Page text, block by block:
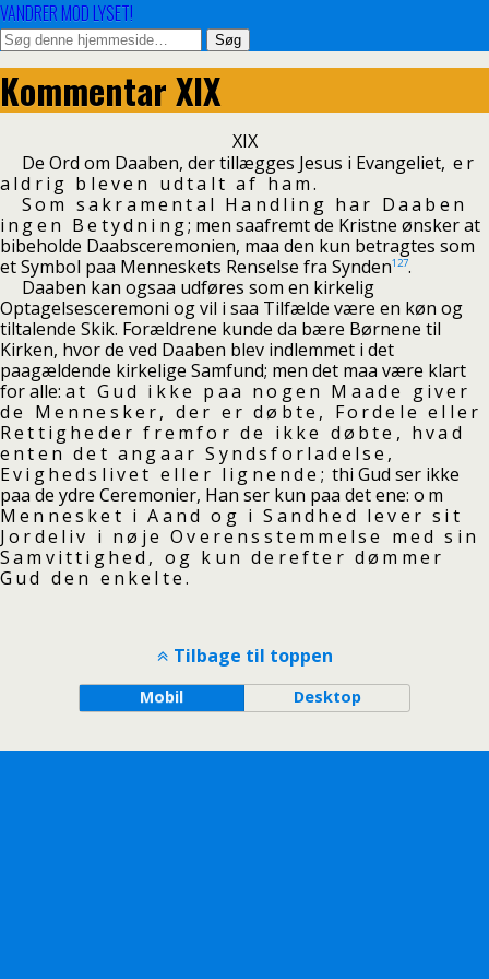
VANDRER MOD LYSET!
Kommentar XIX
XIX
De Ord om Daaben, der tillægges Jesus i Evangeliet, er
aldrig bleven udtalt af ham.
Som sakramental Handling har Daaben
ingen Betydning; men saafremt de Kristne ønsker at
bibeholde Daabsceremonien, maa den kun betragtes som
et Symbol paa Menneskets Renselse fra Synden127.
Daaben kan ogsaa udføres som en kirkelig
Optagelsesceremoni og vil i saa Tilfælde være en køn og
tiltalende Skik. Forældrene kunde da bære Børnene til
Kirken, hvor de ved Daaben blev indlemmet i det
paagældende kirkelige Samfund; men det maa være klart
for alle: at Gud ikke paa nogen Maade giver
de Mennesker, der er døbte, Fordele eller
Rettigheder fremfor de ikke døbte, hvad
enten det angaar Syndsforladelse,
Evighedslivet eller lignende; thi Gud ser ikke
paa de ydre Ceremonier, Han ser kun paa det ene: om
Mennesket i Aand og i Sandhed lever sit
Jordeliv i nøje Overensstemmelse med sin
Samvittighed, og kun derefter dømmer
Gud den enkelte.
Tilbage til toppen
Mobil Desktop